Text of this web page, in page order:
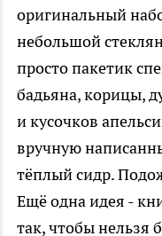
оригинальный
небольшой
просто пакетик
бадьяна, корицы,
и кусочков
вручную
тёплый сидр.
Ещё одна идея -
так, чтобы нельзя